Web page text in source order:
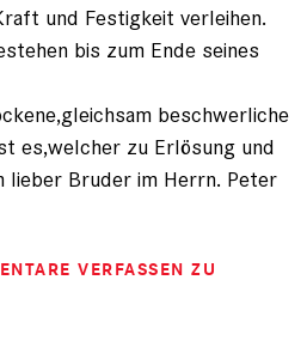
und Festigkeit verleihen.
bis zum Ende seines
beschwerliche
es,welcher zu Erlösung und
lieber Bruder im Herrn. Peter
VERFASSEN ZU